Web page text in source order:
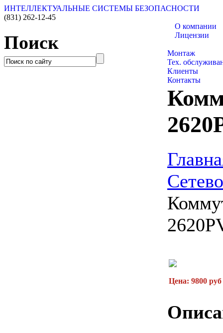
ИНТЕЛЛЕКТУАЛЬНЫЕ СИСТЕМЫ БЕЗОПАСНОСТИ
(831) 262-12-45
Поиск
О компании
Лицензии
Монтаж
Тех.
Клиенты
Контакты
Цена: 9800 руб